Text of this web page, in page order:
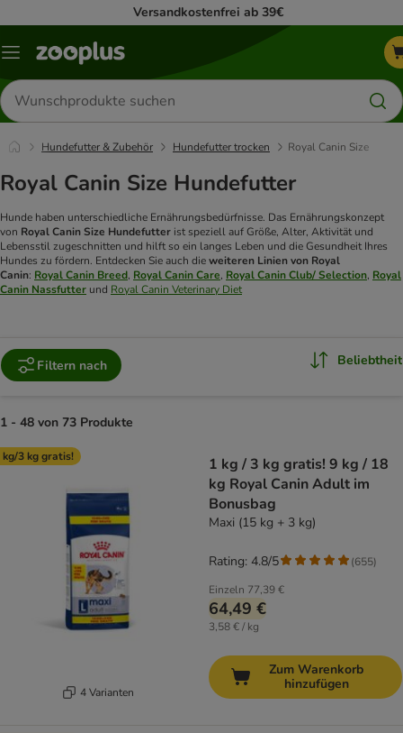
Versandkostenfrei ab 39€
Menü
Produkte
suchen
Hundefutter & Zubehör Hundefutter trocken Royal Canin Size
Royal Canin Size Hundefutter
Hunde haben unterschiedliche Ernährungsbedürfnisse. Das Ernährungskonzept
von Royal Canin Size Hundefutter ist speziell auf Größe, Alter, Aktivität und
Lebensstil zugeschnitten und hilft so ein langes Leben und die Gesundheit Ihres
Hundes zu fördern. Entdecken Sie auch dieweiteren Linien von Royal
Canin: Royal Canin Breed, RoyalCanin Care, Royal Canin Club/ Selection, Royal
Canin Nassfutter und Royal Canin Veterinary Diet
Filtern nach Beliebtheit
1 - 48 von 73 Produkte
product items have been changed
kg/3 kg gratis!
4 Varianten
1 kg / 3 kg gratis! 9 kg / 18
kg Royal Canin Adult im
Bonusbag
Maxi (15 kg + 3 kg)
Einzeln 77,39 €
64,49 €
3,58 € / kg
Rating: 4.8/5 (655)
Zum Warenkorb
hinzufügen